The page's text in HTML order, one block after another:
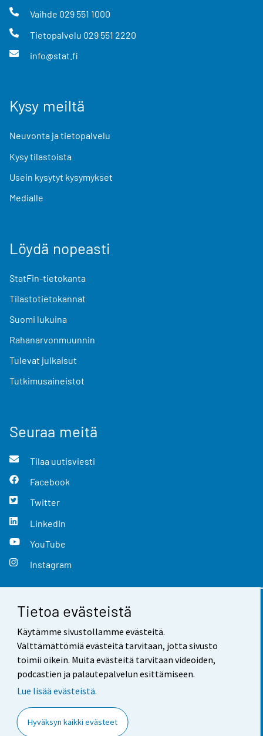
Tietoa evästeistä
Käytämme sivustollamme evästeitä.
Välttämättömiä evästeitä tarvitaan, jotta sivusto
toimii oikein. Muita evästeitä tarvitaan videoiden,
podcastien ja palautepalvelun esittämiseen.
Lue lisää evästeistä.
Hyväksyn kaikki evästeet
Vaihde 029 551 1000
Tietopalvelu 029 551 2220
info@stat.fi
Kysy meiltä
Neuvonta ja tietopalvelu
Kysy tilastoista
Usein kysytyt kysymykset
Medialle
Löydä nopeasti
StatFin-tietokanta
Tilastotietokannat
Suomi lukuina
Rahanarvonmuunnin
Tulevat julkaisut
Tutkimusaineistot
Seuraa meitä
Tilaa uutisviesti
Facebook
Twitter
LinkedIn
YouTube
Instagram
Yhteystiedot
Palaute
Käyttöehdot
Saavutettavuus
Tietoa sivustosta